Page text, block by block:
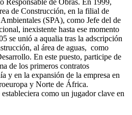
Responsable de Obras. En 1999,
de Construcción, en la filial de
(SPA), como Jefe del de
inexistente hasta ese momento
se unió a aqualia tras la adscripción
al área de aguas, como
En este puesto, participe de
de los primeros contratos
y en la expansión de la empresa en
y Norte de África.
como un jugador clave en